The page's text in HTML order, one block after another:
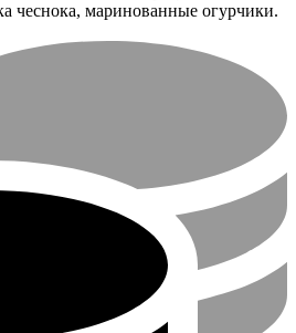
чеснока, маринованные огурчики.